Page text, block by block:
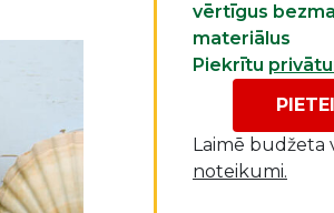
vērtīgus
materiālus
Piekrītu
Laimē budžeta
noteikumi.